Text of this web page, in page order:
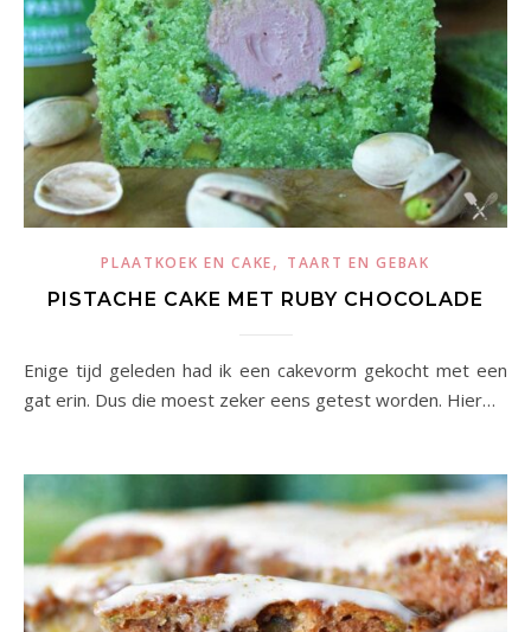
PLAATKOEK EN CAKE, TAART EN GEBAK
PISTACHE CAKE MET RUBY CHOCOLADE
Enige tijd geleden had ik een cakevorm gekocht met een
gat erin. Dus die moest zeker eens getest worden. Hier…